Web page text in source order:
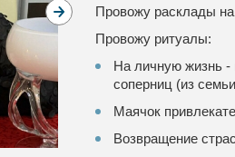
Провожу расклады
Провожу ритуалы:
На личную жизнь -
соперниц (из
Маячок
Возвращение